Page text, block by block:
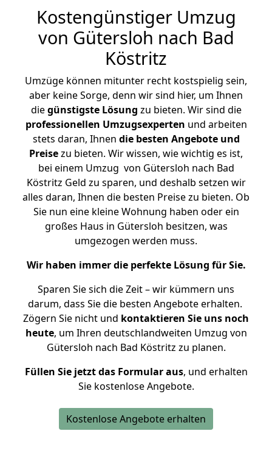
Kostengünstiger Umzug
von Gütersloh nach Bad
Köstritz
Umzüge können mitunter recht kostspielig sein,
aber keine Sorge, denn wir sind hier, um Ihnen
diegünstigste Lösung zu bieten. Wir sind die
professionellen Umzugsexperten und arbeiten
stets daran, Ihnen die besten Angebote und
Preisezu bieten. Wir wissen, wie wichtig es ist,
bei einem Umzug von Gütersloh nach Bad
Köstritz Geld zu sparen, und deshalb setzen wir
alles daran, Ihnen die besten Preise zu bieten. Ob
Sie nun eine kleine Wohnung haben oder ein
großes Haus in Gütersloh besitzen, was
umgezogen werden muss.
Wir haben immer die perfekte Lösung für Sie.
Sparen Sie sich die Zeit – wir kümmern uns
darum, dass Sie die besten Angebote erhalten.
Zögern Sie nicht und kontaktieren Sie uns noch
heute, um Ihren deutschlandweiten Umzug von
Gütersloh nach Bad Köstritz zu planen.
Füllen Sie jetzt das Formular aus, und erhalten
Sie kostenlose Angebote.
Kostenlose Angebote erhalten